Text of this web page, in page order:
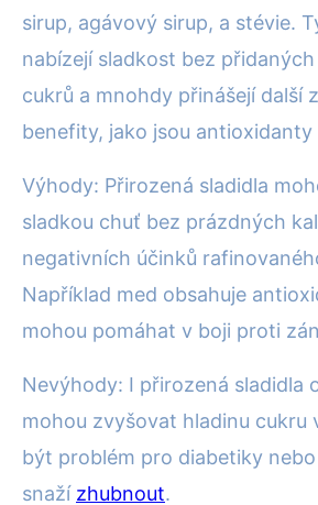
sirup, agávový sirup, a stévie.
nabízejí sladkost bez
cukrů a mnohdy přinášejí další
benefity, jako jsou antioxidanty
Výhody: Přirozená sladidla
sladkou chuť bez prázdných
negativních účinků
Například med obsahuje
mohou pomáhat v boji proti
Nevýhody: I přirozená sladidla
mohou zvyšovat hladinu cukru
být problém pro diabetiky
snaží zhubnout.